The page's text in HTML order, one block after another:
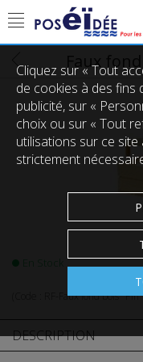
Faux
RF-Faux fond bois
DESCRIPTION
Cliquez sur « Tout
de cookies à des fins
publicité, sur «
choix ou sur « Tout
utilisations sur ce site
strictement